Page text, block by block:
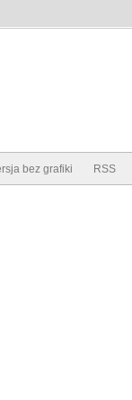
bez grafiki RSS